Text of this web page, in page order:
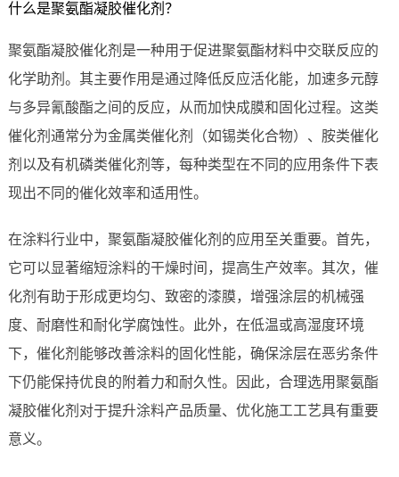
什么是聚氨酯凝胶催化剂？
聚氨酯凝胶催化剂是一种用于促进聚氨酯材料中交联反应的
化学助剂。其主要作用是通过降低反应活化能，加速多元醇
与多异氰酸酯之间的反应，从而加快成膜和固化过程。这类
催化剂通常分为金属类催化剂（如锡类化合物）、胺类催化
剂以及有机磷类催化剂等，每种类型在不同的应用条件下表
现出不同的催化效率和适用性。
在涂料行业中，聚氨酯凝胶催化剂的应用至关重要。首先，
它可以显著缩短涂料的干燥时间，提高生产效率。其次，催
化剂有助于形成更均匀、致密的漆膜，增强涂层的机械强
度、耐磨性和耐化学腐蚀性。此外，在低温或高湿度环境
下，催化剂能够改善涂料的固化性能，确保涂层在恶劣条件
下仍能保持优良的附着力和耐久性。因此，合理选用聚氨酯
凝胶催化剂对于提升涂料产品质量、优化施工工艺具有重要
意义。